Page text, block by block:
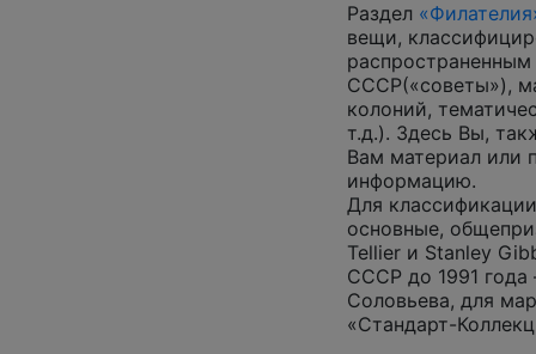
Раздел
вещи,
СССР(«советы»),
колоний,
т.д.). Здесь Вы,
Вам материал или
информацию.
Для
основные,
Tellier и Stanley
СССР до 1991
Соловьева, для
«Стандарт-